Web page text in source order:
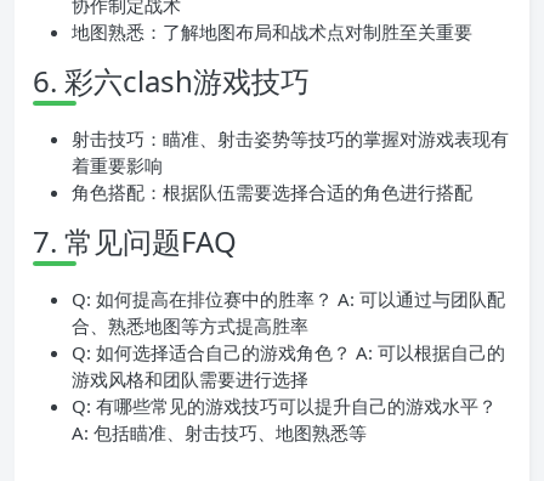
协作制定战术
地图熟悉：了解地图布局和战术点对制胜至关重要
6. 彩六clash游戏技巧
射击技巧：瞄准、射击姿势等技巧的掌握对游戏表现有
着重要影响
角色搭配：根据队伍需要选择合适的角色进行搭配
7. 常见问题FAQ
Q: 如何提高在排位赛中的胜率？ A: 可以通过与团队配
合、熟悉地图等方式提高胜率
Q: 如何选择适合自己的游戏角色？ A: 可以根据自己的
游戏风格和团队需要进行选择
Q: 有哪些常见的游戏技巧可以提升自己的游戏水平？
A: 包括瞄准、射击技巧、地图熟悉等